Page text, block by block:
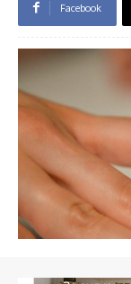
Facebook